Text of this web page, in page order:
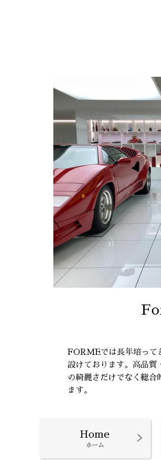
FORMEでは長年培って
設けております。高品質
の綺麗さだけでなく総合
ます。
Home
ホーム